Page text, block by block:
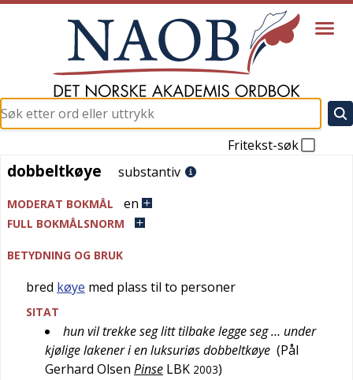
Fritekst-søk
dobbeltkøye
dobbeltkøye substantiv
MODERAT BOKMÅL en
FULL BOKMÅLSNORM
BETYDNING OG BRUK
bred køye med plass til to personer
SITAT
hun vil trekke seg litt tilbake legge seg … under
kjølige lakener i en luksuriøs dobbeltkøye (Pål
Gerhard Olsen Pinse LBK 2003)